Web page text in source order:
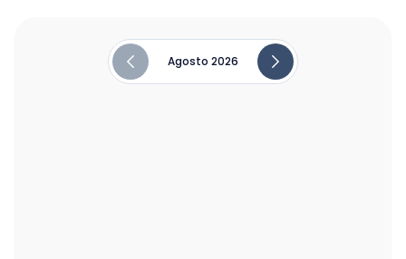
Agosto 2026